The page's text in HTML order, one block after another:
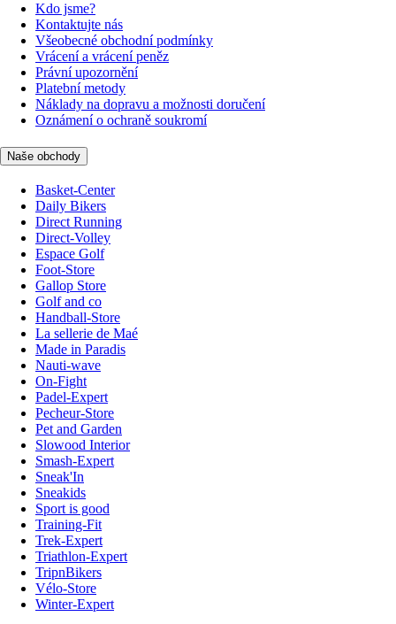
Kdo jsme?
Kontaktujte nás
Všeobecné obchodní podmínky
Vrácení a vrácení peněz
Právní upozornění
Platební metody
Náklady na dopravu a možnosti doručení
Oznámení o ochraně soukromí
Naše obchody
Basket-Center
Daily Bikers
Direct Running
Direct-Volley
Espace Golf
Foot-Store
Gallop Store
Golf and co
Handball-Store
La sellerie de Maé
Made in Paradis
Nauti-wave
On-Fight
Padel-Expert
Pecheur-Store
Pet and Garden
Slowood Interior
Smash-Expert
Sneak'In
Sneakids
Sport is good
Training-Fit
Trek-Expert
Triathlon-Expert
TripnBikers
Vélo-Store
Winter-Expert